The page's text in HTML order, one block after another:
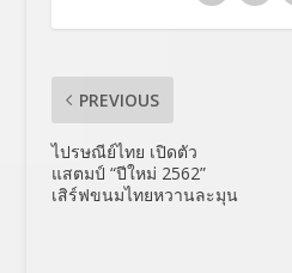
PREVIOUS
ไปรษณีย์ไทย เปิดตัว
แสตมป์ “ปีใหม่ 2562”
เสิร์ฟขนมไทยหวานละมุน